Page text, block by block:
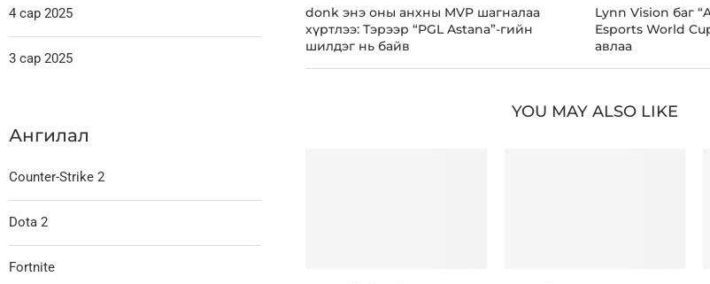
donk энэ оны анхны MVP шагналаа
хүртлээ: Тэрээр “PGL Astana”-гийн
шилдэг нь байв
Lynn Vision баг
Esports World
авлаа
YOU MAY ALSO LIKE
4 сар 2025
3 сар 2025
Ангилал
Counter-Strike 2
Dota 2
Fortnite